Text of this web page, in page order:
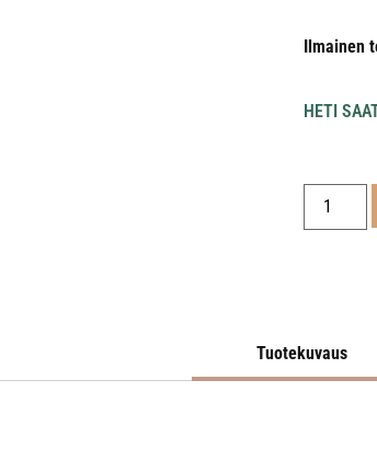
HETI
Tuotekuvaus